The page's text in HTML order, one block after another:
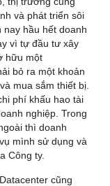
và phát triển sôi
hầu hết doanh
vì tự đầu tư xây
hữu một
bỏ ra một khoản
mua sắm thiết bị.
phí khấu hao tài
nghiệp. Trong
thì doanh
mình sử dụng và
Công ty.
cũng